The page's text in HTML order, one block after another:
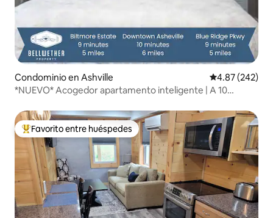
Condominio en Ashville Calificación
4.87 (242)
*NUEVO* Acogedor apartamento inteligente | A 10
De los mejores en Favorito entre huéspedes
Favorito entre huéspedes